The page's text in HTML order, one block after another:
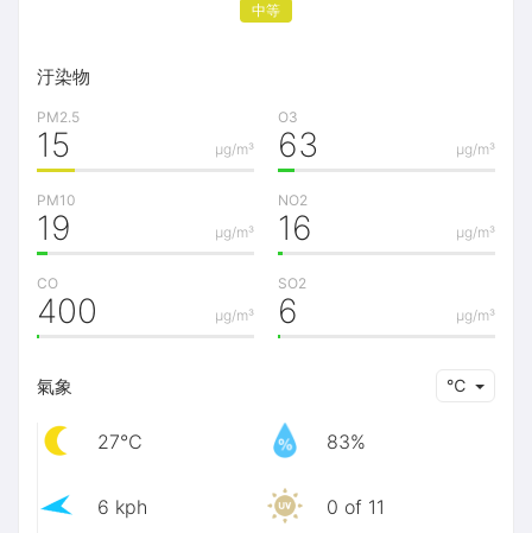
中等
汙染物
PM2.5
μg/m³
15
O3
μg/m³
63
PM10
μg/m³
19
NO2
μg/m³
16
CO
μg/m³
400
SO2
μg/m³
6
氣象 ℃
27℃ 83%
6 kph 0 of 11